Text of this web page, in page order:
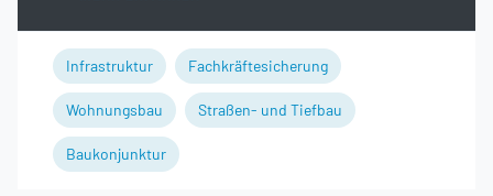
Infrastruktur Fachkräftesicherung
Wohnungsbau Straßen- und Tiefbau
Baukonjunktur